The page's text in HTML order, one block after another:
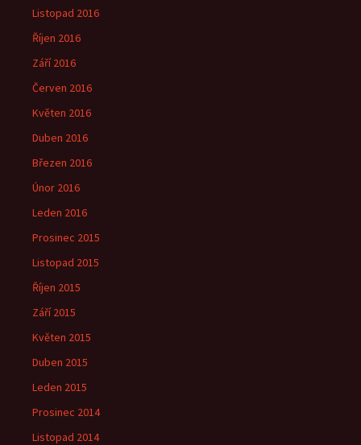
Listopad 2016
Říjen 2016
Září 2016
Červen 2016
Květen 2016
Duben 2016
Březen 2016
Únor 2016
Leden 2016
Prosinec 2015
Listopad 2015
Říjen 2015
Září 2015
Květen 2015
Duben 2015
Leden 2015
Prosinec 2014
Listopad 2014